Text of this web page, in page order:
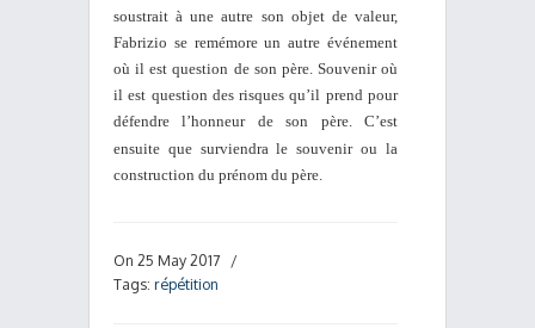
soustrait à une autre son objet de valeur,
Fabrizio se remémore un autre événement
où il est question de son père. Souvenir où
il est question des risques qu’il prend pour
défendre l’honneur de son père. C’est
ensuite que surviendra le souvenir ou la
construction du prénom du père.
On 25 May 2017
/
Tags: répétition